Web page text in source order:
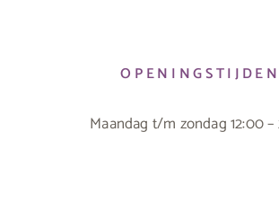
OPENINGSTIJDEN
Maandag t/m zondag 12:00 –